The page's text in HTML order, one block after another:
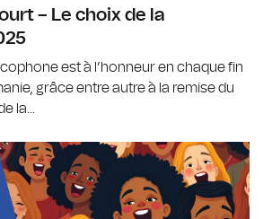
– Le choix de la
est à l’honneur en chaque fin
grâce entre autre à la remise du
la...